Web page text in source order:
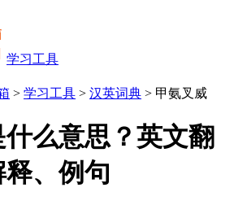
学习工具
> 学习工具 > 汉英词典 > 甲氨叉威
么意思？英文翻
、例句